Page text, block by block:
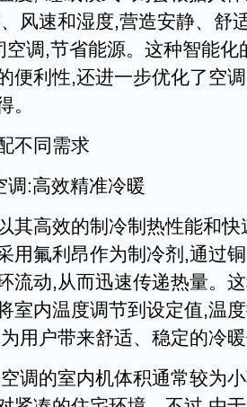
风速和湿度,营造安静、舒
空调,节省能源。这种智能
便利性,还进一步优化了空
。
不同需求
调:高效精准冷暖
其高效的制冷制热性能和
用氟利昂作为制冷剂,通过
流动,从而迅速传递热量。
室内温度调节到设定值,温
用户带来舒适、稳定的冷
调的室内机体积通常较为